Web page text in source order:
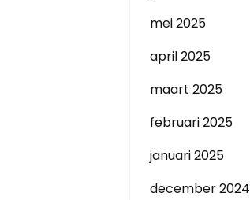
mei 2025
april 2025
maart 2025
februari 2025
januari 2025
december 2024